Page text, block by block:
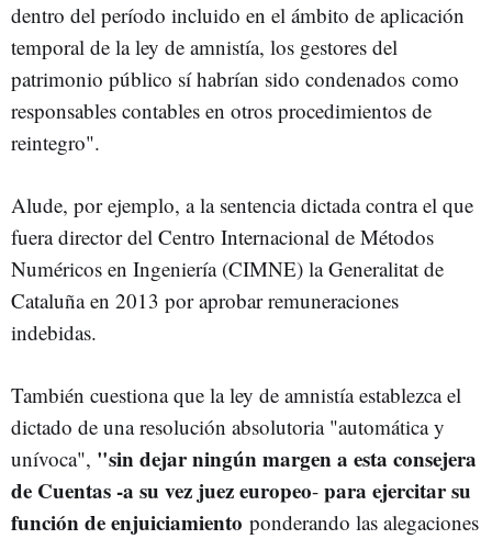
dentro del período incluido en el ámbito de aplicación
temporal de la ley de amnistía, los gestores del
patrimonio público sí habrían sido condenados como
responsables contables en otros procedimientos de
reintegro".
Alude, por ejemplo, a la sentencia dictada contra el que
fuera director del Centro Internacional de Métodos
Numéricos en Ingeniería (CIMNE) la Generalitat de
Cataluña en 2013 por aprobar remuneraciones
indebidas.
También cuestiona que la ley de amnistía establezca el
dictado de una resolución absolutoria "automática y
unívoca", "sin dejar ningún margen a esta consejera
de Cuentas -a su vez juez europeo- para ejercitar su
función de enjuiciamiento ponderando las alegaciones